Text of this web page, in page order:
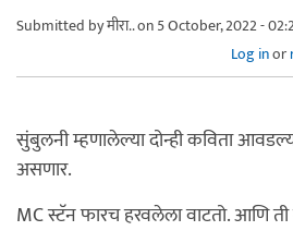
Submitted byमीरा..on 5 October, 2022 -
Log inor
सुंबुलनी म्हणालेल्या दोन्ही कविता
असणार.
MC स्टॅन फारच हरवलेला वाटतो. आणि ती